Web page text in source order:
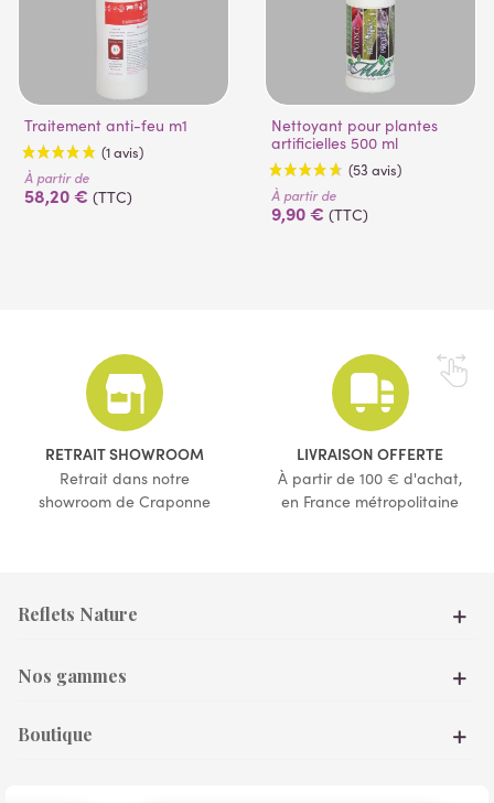
Traitement anti-feu m1
(1 avis)
À partir de
58,20 € (TTC)
Nettoyant pour plantes
artificielles 500 ml
(53 avis)
À partir de
9,90 € (TTC)
RETRAIT SHOWROOM
Retrait dans notre
showroom de Craponne
LIVRAISON OFFERTE
À partir de 100 € d'achat,
en France métropolitaine
Reflets Nature
Nos gammes
Boutique